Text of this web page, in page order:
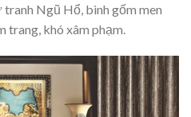
Ngũ Hổ, bình gốm men
trang, khó xâm phạm.